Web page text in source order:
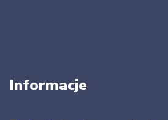
Informacje